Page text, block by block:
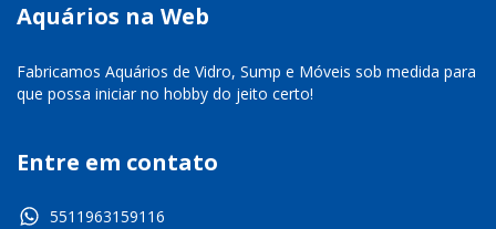
Aquários na Web
Fabricamos Aquários de Vidro, Sump e Móveis sob medida para
que possa iniciar no hobby do jeito certo!
Entre em contato
5511963159116